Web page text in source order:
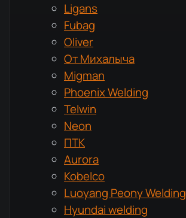
Ligans
Fubag
Oliver
От Михалыча
Migman
Phoenix Welding
Telwin
Neon
ПТК
Aurora
Kobelco
Luoyang Peony Welding
Hyundai welding